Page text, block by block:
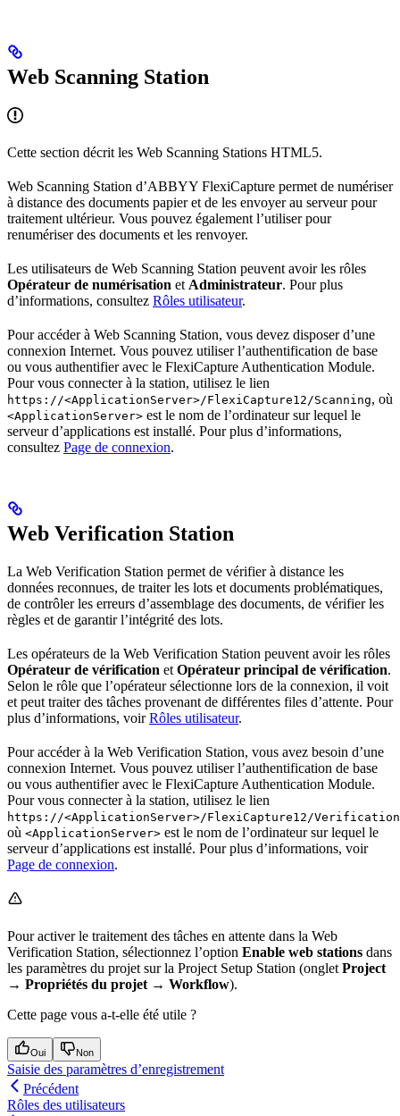
Web Scanning Station
Cette section décrit les Web Scanning Stations HTML5.
Web Scanning Station d’ABBYY FlexiCapture permet de numériser
à distance des documents papier et de les envoyer au serveur pour
traitement ultérieur. Vous pouvez également l’utiliser pour
renumériser des documents et les renvoyer.
Les utilisateurs de Web Scanning Station peuvent avoir les rôles
Opérateur de numérisation et Administrateur. Pour plus
d’informations, consultez Rôles utilisateur.
Pour accéder à Web Scanning Station, vous devez disposer d’une
connexion Internet. Vous pouvez utiliser l’authentification de base
ou vous authentifier avec le FlexiCapture Authentication Module.
Pour vous connecter à la station, utilisez le lien
https://<ApplicationServer>/FlexiCapture12/Scanning, où
<ApplicationServer> est le nom de l’ordinateur sur lequel le
serveur d’applications est installé. Pour plus d’informations,
consultez Page de connexion.
Web Verification Station
La Web Verification Station permet de vérifier à distance les
données reconnues, de traiter les lots et documents problématiques,
de contrôler les erreurs d’assemblage des documents, de vérifier les
règles et de garantir l’intégrité des lots.
Les opérateurs de la Web Verification Station peuvent avoir les rôles
Opérateur de vérification et Opérateur principal de vérification.
Selon le rôle que l’opérateur sélectionne lors de la connexion, il voit
et peut traiter des tâches provenant de différentes files d’attente. Pour
plus d’informations, voirRôles utilisateur.
Pour accéder à la Web Verification Station, vous avez besoin d’une
connexion Internet. Vous pouvez utiliser l’authentification de base
ou vous authentifier avec le FlexiCapture Authentication Module.
Pour vous connecter à la station, utilisez le lien
https://<ApplicationServer>/FlexiCapture12/Verification
où <ApplicationServer> est le nom de l’ordinateur sur lequel le
serveur d’applications est installé. Pour plus d’informations, voir
Page de connexion.
Pour activer le traitement des tâches en attente dans la Web
Verification Station, sélectionnez l’option Enable web stations dans
les paramètres du projet sur la Project Setup Station (onglet Project
→ Propriétés du projet → Workflow).
Cette page vous a-t-elle été utile ?
Oui Non
Saisie des paramètres d’enregistrement
Précédent
Rôles des utilisateurs